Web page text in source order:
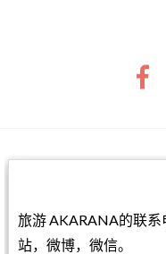
旅游 AKARANA的联
站，微博，微信。